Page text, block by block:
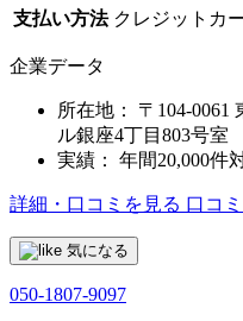
支払い方法 クレジットカ
企業データ
所在地：
〒104-0061
ル銀座4丁目803号室
実績：
年間20,000件
詳細・口コミを見る 口コ
気になる
050-1807-9097